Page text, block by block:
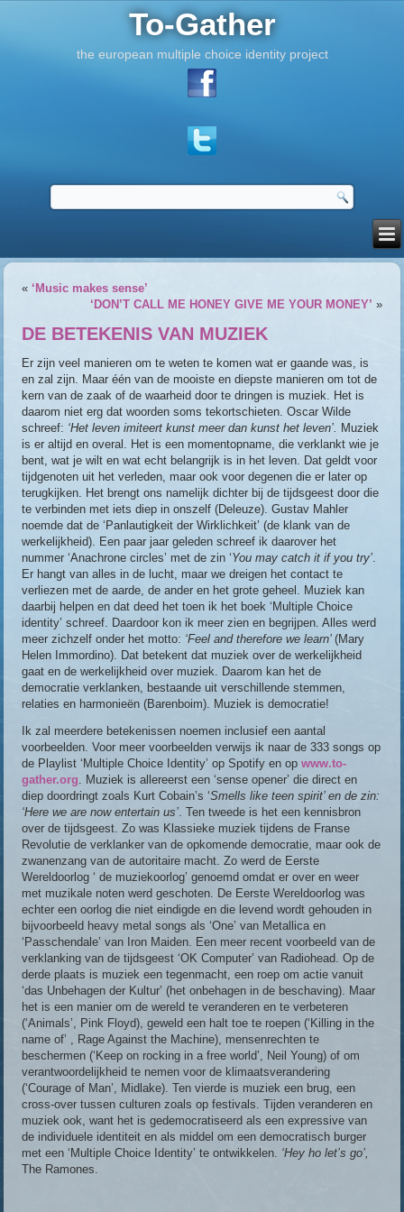
To-Gather
the european multiple choice identity project
« ‘Music makes sense’
‘DON’T CALL ME HONEY GIVE ME YOUR MONEY’ »
DE BETEKENIS VAN MUZIEK
Er zijn veel manieren om te weten te komen wat er gaande was, is
en zal zijn. Maar één van de mooiste en diepste manieren om tot de
kern van de zaak of de waarheid door te dringen is muziek. Het is
daarom niet erg dat woorden soms tekortschieten. Oscar Wilde
schreef: ‘Het leven imiteert kunst meer dan kunst het leven’. Muziek
is er altijd en overal. Het is een momentopname, die verklankt wie je
bent, wat je wilt en wat echt belangrijk is in het leven. Dat geldt voor
tijdgenoten uit het verleden, maar ook voor degenen die er later op
terugkijken. Het brengt ons namelijk dichter bij de tijdsgeest door die
te verbinden met iets diep in onszelf (Deleuze). Gustav Mahler
noemde dat de ‘Panlautigkeit der Wirklichkeit’ (de klank van de
werkelijkheid). Een paar jaar geleden schreef ik daarover het
nummer ‘Anachrone circles’ met de zin ‘You may catch it if you try’
Er hangt van alles in de lucht, maar we dreigen het contact te
verliezen met de aarde, de ander en het grote geheel. Muziek kan
daarbij helpen en dat deed het toen ik het boek ‘Multiple Choice
identity’ schreef. Daardoor kon ik meer zien en begrijpen. Alles werd
meer zichzelf onder het motto: ‘Feel and therefore we learn’(Mary
Helen Immordino). Dat betekent dat muziek over de werkelijkheid
gaat en de werkelijkheid over muziek. Daarom kan het de
democratie verklanken, bestaande uit verschillende stemmen,
relaties en harmonieën (Barenboim). Muziek is democratie!
Ik zal meerdere betekenissen noemen inclusief een aantal
voorbeelden. Voor meer voorbeelden verwijs ik naar de 333 songs op
de Playlist ‘Multiple Choice Identity’ op Spotify en opwww.to-
gather.org . Muziek is allereerst een ‘sense opener’ die direct en
diep doordringt zoals Kurt Cobain’s ‘Smells like teen spirit’en de zin:
‘Here we are now entertain us’ . Ten tweede is het een kennisbron
over de tijdsgeest. Zo was Klassieke muziek tijdens de Franse
Revolutie de verklanker van de opkomende democratie, maar ook de
zwanenzang van de autoritaire macht. Zo werd de Eerste
Wereldoorlog ‘ de muziekoorlog’ genoemd omdat er over en weer
met muzikale noten werd geschoten. De Eerste Wereldoorlog was
echter een oorlog die niet eindigde en die levend wordt gehouden in
bijvoorbeeld heavy metal songs als ‘One’ van Metallica en
‘Passchendale’ van Iron Maiden. Een meer recent voorbeeld van de
verklanking van de tijdsgeest ‘OK Computer’ van Radiohead. Op de
derde plaats is muziek een tegenmacht, een roep om actie vanuit
‘das Unbehagen der Kultur’ (het onbehagen in de beschaving). Maar
het is een manier om de wereld te veranderen en te verbeteren
(‘Animals’, Pink Floyd), geweld een halt toe te roepen (‘Killing in the
name of’ , Rage Against the Machine), mensenrechten te
beschermen (‘Keep on rocking in a free world’, Neil Young) of om
verantwoordelijkheid te nemen voor de klimaatsverandering
(‘Courage of Man’, Midlake). Ten vierde is muziek een brug, een
cross-over tussen culturen zoals op festivals. Tijden veranderen en
muziek ook, want het is gedemocratiseerd als een expressive van
de individuele identiteit en als middel om een democratisch burger
met een ‘Multiple Choice Identity’ te ontwikkelen. ‘Hey ho let’s go’,
The Ramones.